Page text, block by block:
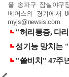
울 송파구 잠실야구
베어스의 경기에서
myjs@newsis.com